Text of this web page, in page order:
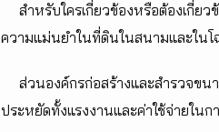
สำหรับใครเกี่ยวข้องหรือต้องเกี่ยว
ความแม่นยำในที่ดินในสนามและในโ
ส่วนองค์กรก่อสร้างและสำรวจขน
ประหยัดทั้งแรงงานและค่าใช้จ่ายในก